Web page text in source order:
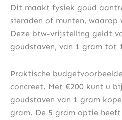
Dit maakt fysiek goud
sieraden of munten, waarop
Deze btw-vrijstelling geldt
goudstaven, van 1 gram tot
Praktische
concreet. Met €200 kunt u
goudstaven van 1 gram
gram. De 5 gram optie